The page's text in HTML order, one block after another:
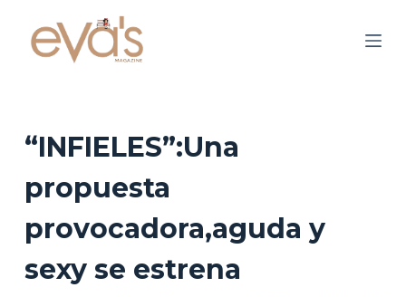
“INFIELES”:Una
propuesta
provocadora,aguda y
sexy se estrena